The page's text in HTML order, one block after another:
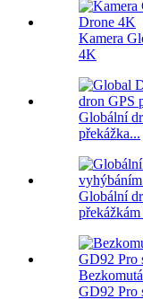
Kamera
4K
Globální
překážka...
Globální
GD92 Pro